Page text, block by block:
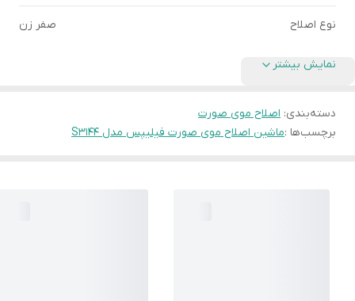
نوع اصلاح صفر زن
نمایش بیشتر
دسته‌بندی: اصلاح موی صورت
برچسب‌ها :ماشین اصلاح موی صورت فیلیپس مدل S3144